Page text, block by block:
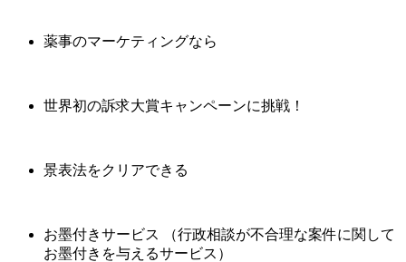
薬事のマーケティングなら
世界初の訴求大賞キャンペーンに挑戦！
景表法をクリアできる
お墨付きサービス （行政相談が不合理な案件に関して
お墨付きを与えるサービス）